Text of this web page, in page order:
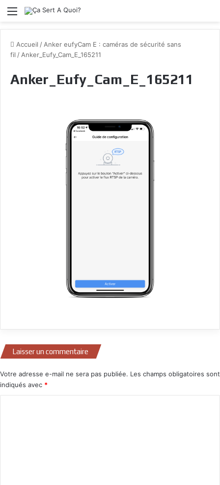
Menu
Accueil / Anker eufyCam E : caméras de sécurité sans
fil / Anker_Eufy_Cam_E_165211
Anker_Eufy_Cam_E_165211
Laisser un commentaire
Votre adresse e-mail ne sera pas publiée. Les champs obligatoires sont
indiqués avec *